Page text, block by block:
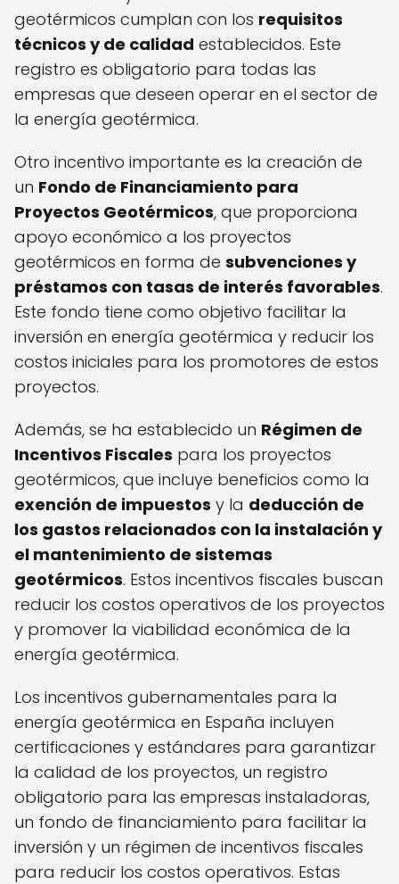
geotérmicos cumplan con los requisitos
técnicos y de calidad establecidos. Este
registro es obligatorio para todas las
empresas que deseen operar en el sector de
la energía geotérmica.
Otro incentivo importante es la creación de
un Fondo de Financiamiento para
Proyectos Geotérmicos, que proporciona
apoyo económico a los proyectos
geotérmicos en forma de subvenciones y
préstamos con tasas de interés favorables.
Este fondo tiene como objetivo facilitar la
inversión en energía geotérmica y reducir los
costos iniciales para los promotores de estos
proyectos.
Además, se ha establecido un Régimen de
Incentivos Fiscales para los proyectos
geotérmicos, que incluye beneficios como la
exención de impuestos y la deducción de
los gastos relacionados con la instalación y
el mantenimiento de sistemas
geotérmicos. Estos incentivos fiscales buscan
reducir los costos operativos de los proyectos
y promover la viabilidad económica de la
energía geotérmica.
Los incentivos gubernamentales para la
energía geotérmica en España incluyen
certificaciones y estándares para garantizar
la calidad de los proyectos, un registro
obligatorio para las empresas instaladoras,
un fondo de financiamiento para facilitar la
inversión y un régimen de incentivos fiscales
para reducir los costos operativos. Estas